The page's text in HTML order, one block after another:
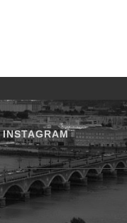
INSTAGRAM